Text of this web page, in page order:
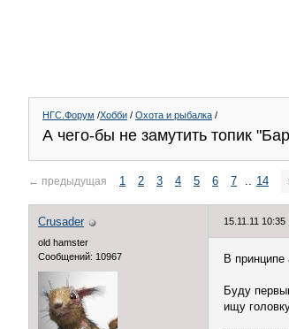
НГС.Форум /Хобби / Охота и рыбалка /
А чего-бы не замутить топик
← предыдущая 1 2 3 4 5 6 7 .. 14
Crusader
old hamster
Сообщений: 10967
15.11.11 10:35
В
Буду
ищу